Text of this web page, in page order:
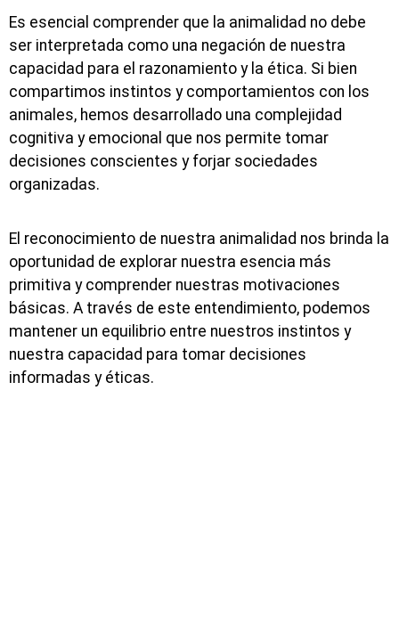
Es esencial comprender que la animalidad no debe
ser interpretada como una negación de nuestra
capacidad para el razonamiento y la ética. Si bien
compartimos instintos y comportamientos con los
animales, hemos desarrollado una complejidad
cognitiva y emocional que nos permite tomar
decisiones conscientes y forjar sociedades
organizadas.
El reconocimiento de nuestra animalidad nos brinda la
oportunidad de explorar nuestra esencia más
primitiva y comprender nuestras motivaciones
básicas. A través de este entendimiento, podemos
mantener un equilibrio entre nuestros instintos y
nuestra capacidad para tomar decisiones
informadas y éticas.